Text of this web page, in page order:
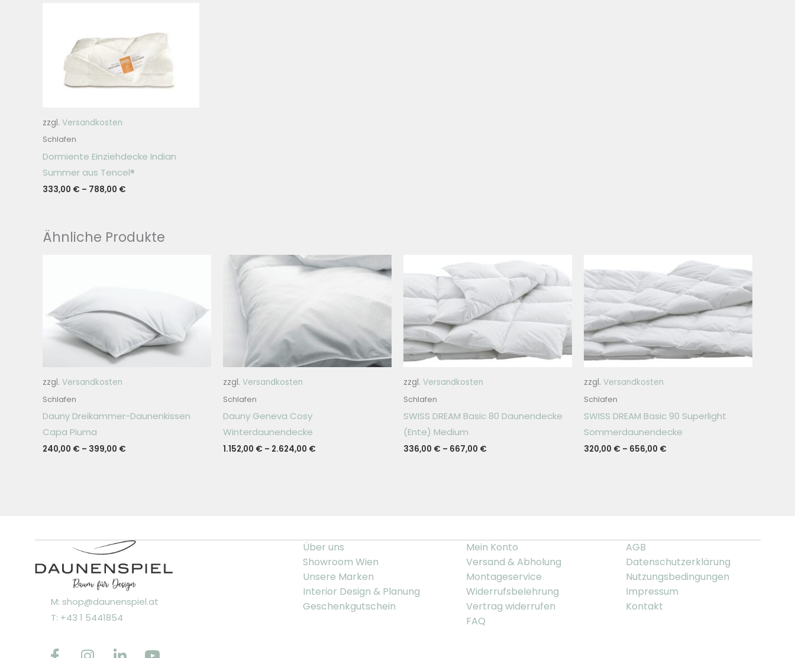
zzgl. Versandkosten
Schlafen
Dormiente Einziehdecke Indian
Summer aus Tencel®
333,00 € – 788,00 €
Ähnliche Produkte
zzgl. Versandkosten
Schlafen
Dauny Dreikammer-Daunenkissen
Capa Piuma
240,00 € – 399,00 €
zzgl. Versandkosten
Schlafen
Dauny Geneva Cosy
Winterdaunendecke
1.152,00 € – 2.624,00 €
zzgl. Versandkosten
Schlafen
SWISS DREAM Basic 80 Daunendecke
(Ente) Medium
336,00 € – 667,00 €
zzgl. Versandkosten
Schlafen
SWISS DREAM Basic 90 Superlight
Sommerdaunendecke
320,00 € – 656,00 €
M: shop@daunenspiel.at
T: +43 1 5441854
Über uns
Showroom Wien
Unsere Marken
Interior Design & Planung
Geschenkgutschein
Mein Konto
Versand & Abholung
Montageservice
Widerrufsbelehrung
Vertrag widerrufen
FAQ
AGB
Datenschutzerklärung
Nutzungsbedingungen
Impressum
Kontakt